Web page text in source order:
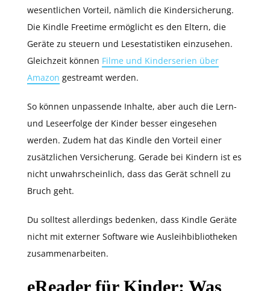
wesentlichen Vorteil, nämlich die Kindersicherung.
Die Kindle Freetime ermöglicht es den Eltern, die
Geräte zu steuern und Lesestatistiken einzusehen.
Gleichzeit können Filme und Kinderserien über
Amazon gestreamt werden.
So können unpassende Inhalte, aber auch die Lern-
und Leseerfolge der Kinder besser eingesehen
werden. Zudem hat das Kindle den Vorteil einer
zusätzlichen Versicherung. Gerade bei Kindern ist es
nicht unwahrscheinlich, dass das Gerät schnell zu
Bruch geht.
Du solltest allerdings bedenken, dass Kindle Geräte
nicht mit externer Software wie Ausleihbibliotheken
zusammenarbeiten.
eReader für Kinder: Was